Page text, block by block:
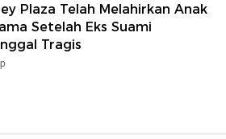
Plaza Telah Melahirkan Anak
Setelah Eks Suami
Tragis